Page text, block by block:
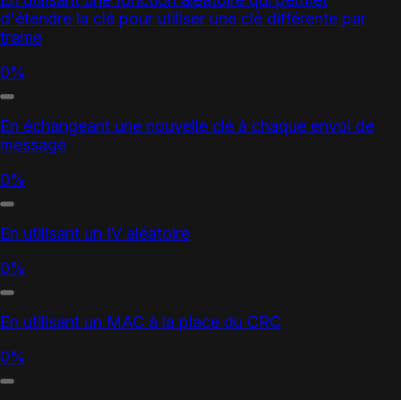
d'étendre la clé pour utiliser une clé différente par
trame
0%
En échangeant une nouvelle clé à chaque envoi de
message
0%
En utilisant un IV aléatoire
0%
En utilisant un MAC à la place du CRC
0%